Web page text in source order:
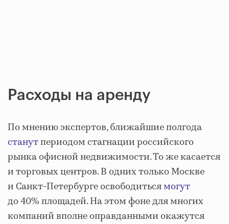
Расходы на аренду
По мнению экспертов, ближайшие полгода
станутпериодом стагнации российского
рынка офисной недвижимости. То же касается
и торговых центров. В одних только Москве
и Санкт-Петербурге освободитьсямогут
до 40% площадей. На этом фоне для многих
компаний вполне оправданными окажутся